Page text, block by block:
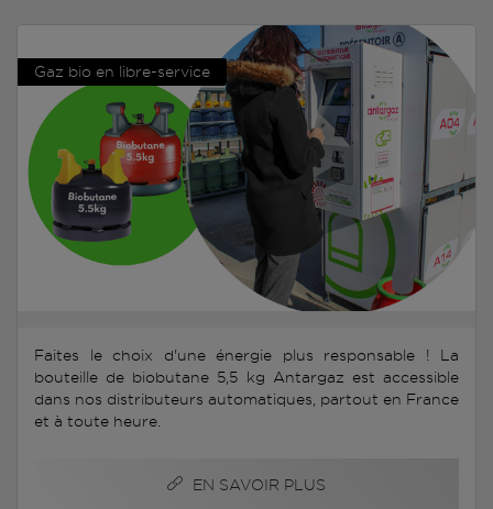
Gaz bio en libre-service
Faites le choix d'une énergie plus responsable ! La
bouteille de biobutane 5,5 kg Antargaz est accessible
dans nos distributeurs automatiques, partout en France
et à toute heure.
EN SAVOIR PLUS